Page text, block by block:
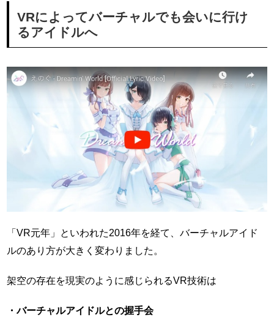
VRによってバーチャルでも会いに行け
るアイドルへ
「VR元年」といわれた2016年を経て、バーチャルアイド
ルのあり方が大きく変わりました。
架空の存在を現実のように感じられるVR技術は
・バーチャルアイドルとの握手会